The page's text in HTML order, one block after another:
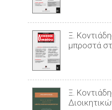
Ξ.
μπροστά
Ξ.